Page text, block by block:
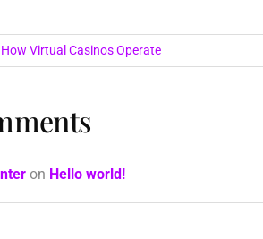
Virtual Casinos Operate
on Hello world!